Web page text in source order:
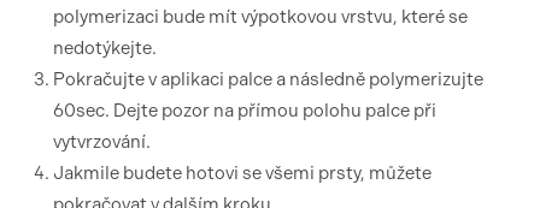
polymerizaci bude mít výpotkovou vrstvu, které se
nedotýkejte.
Pokračujte v aplikaci palce a následně polymerizujte
60sec. Dejte pozor na přímou polohu palce při
vytvrzování.
Jakmile budete hotovi se všemi prsty, můžete